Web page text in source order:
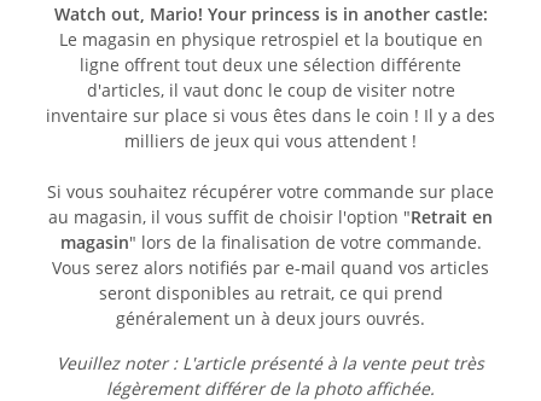
Watch out, Mario! Your princess is in another castle:
Le magasin en physique retrospiel et la boutique en
ligne offrent tout deux une sélection différente
d'articles, il vaut donc le coup de visiter notre
inventaire sur place si vous êtes dans le coin ! Il y a des
milliers de jeux qui vous attendent !
Si vous souhaitez récupérer votre commande sur place
au magasin, il vous suffit de choisir l'option "Retrait en
magasin" lors de la finalisation de votre commande.
Vous serez alors notifiés par e-mail quand vos articles
seront disponibles au retrait, ce qui prend
généralement un à deux jours ouvrés.
Veuillez noter : L'article présenté à la vente peut très
légèrement différer de la photo affichée.